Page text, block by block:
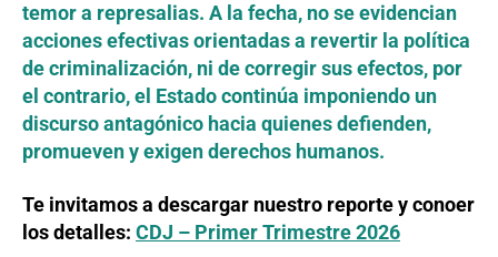
temor a represalias. A la fecha, no se evidencian
acciones efectivas orientadas a revertir la política
de criminalización, ni de corregir sus efectos, por
el contrario, el Estado continúa imponiendo un
discurso antagónico hacia quienes defienden,
promueven y exigen derechos humanos.
Te invitamos a descargar nuestro reporte y conoer
los detalles: CDJ – Primer Trimestre 2026